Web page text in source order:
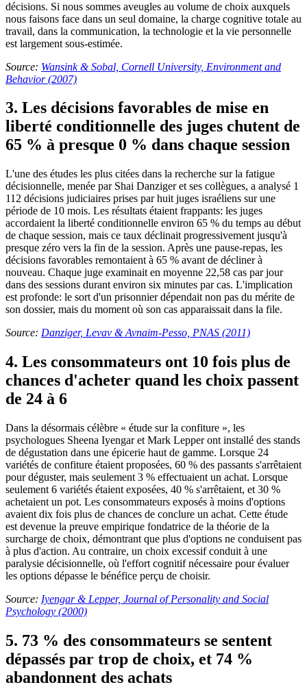
décisions. Si nous sommes aveugles au volume de choix auxquels
nous faisons face dans un seul domaine, la charge cognitive totale au
travail, dans la communication, la technologie et la vie personnelle
est largement sous-estimée.
Source: Wansink & Sobal, Cornell University, Environment and
Behavior (2007)
3. Les décisions favorables de mise en
liberté conditionnelle des juges chutent de
65 % à presque 0 % dans chaque session
L'une des études les plus citées dans la recherche sur la fatigue
décisionnelle, menée par Shai Danziger et ses collègues, a analysé 1
112 décisions judiciaires prises par huit juges israéliens sur une
période de 10 mois. Les résultats étaient frappants: les juges
accordaient la liberté conditionnelle environ 65 % du temps au début
de chaque session, mais ce taux déclinait progressivement jusqu'à
presque zéro vers la fin de la session. Après une pause-repas, les
décisions favorables remontaient à 65 % avant de décliner à
nouveau. Chaque juge examinait en moyenne 22,58 cas par jour
dans des sessions durant environ six minutes par cas. L'implication
est profonde: le sort d'un prisonnier dépendait non pas du mérite de
son dossier, mais du moment où son cas apparaissait dans la file.
Source: Danziger, Levav & Avnaim-Pesso, PNAS (2011)
4. Les consommateurs ont 10 fois plus de
chances d'acheter quand les choix passent
de 24 à 6
Dans la désormais célèbre « étude sur la confiture », les
psychologues Sheena Iyengar et Mark Lepper ont installé des stands
de dégustation dans une épicerie haut de gamme. Lorsque 24
variétés de confiture étaient proposées, 60 % des passants s'arrêtaient
pour déguster, mais seulement 3 % effectuaient un achat. Lorsque
seulement 6 variétés étaient exposées, 40 % s'arrêtaient, et 30 %
achetaient un pot. Les consommateurs exposés à moins d'options
avaient dix fois plus de chances de conclure un achat. Cette étude
est devenue la preuve empirique fondatrice de la théorie de la
surcharge de choix, démontrant que plus d'options ne conduisent pas
à plus d'action. Au contraire, un choix excessif conduit à une
paralysie décisionnelle, où l'effort cognitif nécessaire pour évaluer
les options dépasse le bénéfice perçu de choisir.
Source: Iyengar & Lepper, Journal of Personality and Social
Psychology (2000)
5. 73 % des consommateurs se sentent
dépassés par trop de choix, et 74 %
abandonnent des achats